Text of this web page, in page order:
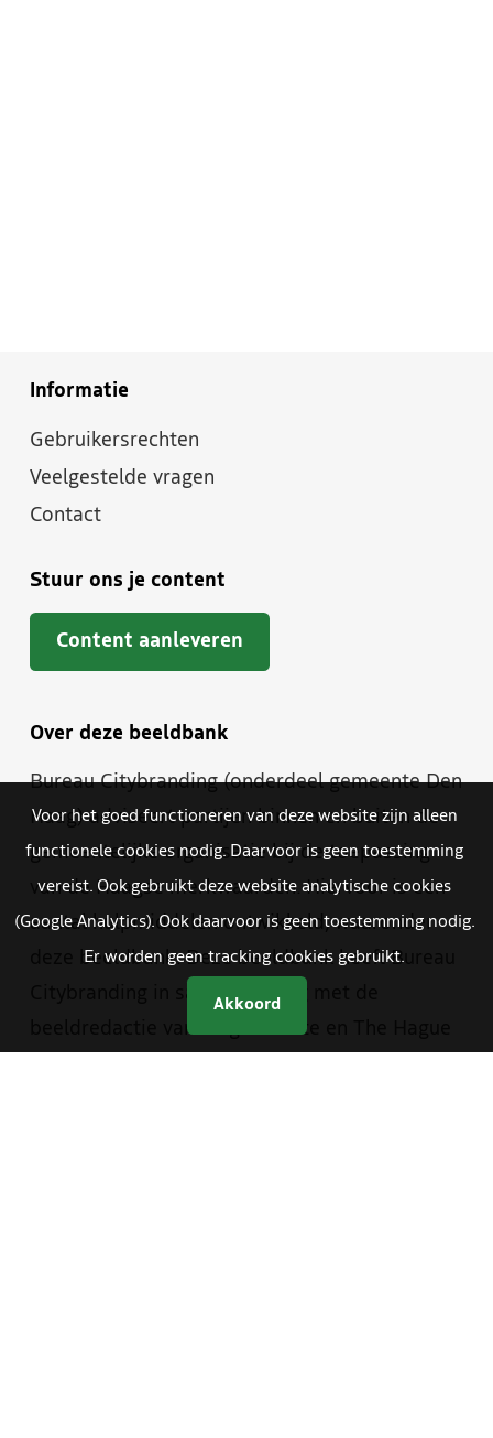
Informatie
Gebruikersrechten
Veelgestelde vragen
Contact
Stuur ons je content
Content aanleveren
Over deze beeldbank
Bureau Citybranding (onderdeel gemeente Den
Haag) adviseert partijen binnen en buiten de
gemeentelijke organisatie bij de toepassing
van de Haagse merkwaarden. Hiervoor is een
aantal hulpmiddelen ontwikkeld, waaronder
deze beeldbank. Deze beeldbank heeft Bureau
Citybranding in samenwerking met de
beeldredactie van de gemeente en The Hague
Voor het goed functioneren van deze website zijn alleen
functionele cookies nodig. Daarvoor is geen toestemming
vereist. Ook gebruikt deze website analytische cookies
(Google Analytics). Ook daarvoor is geen toestemming nodig.
Er worden geen tracking cookies gebruikt.
Akkoord